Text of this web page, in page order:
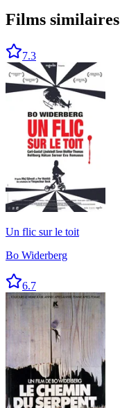
Films similaires
7.3
Un flic sur le toit
Bo Widerberg
6.7